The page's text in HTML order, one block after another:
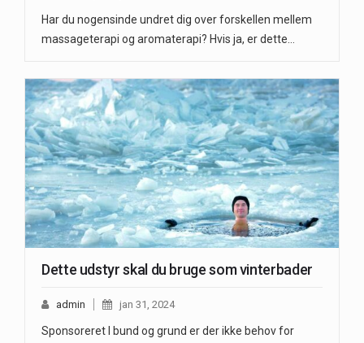
Har du nogensinde undret dig over forskellen mellem
massageterapi og aromaterapi? Hvis ja, er dette…
Dette udstyr skal du bruge som vinterbader
admin jan 31, 2024
Sponsoreret I bund og grund er der ikke behov for